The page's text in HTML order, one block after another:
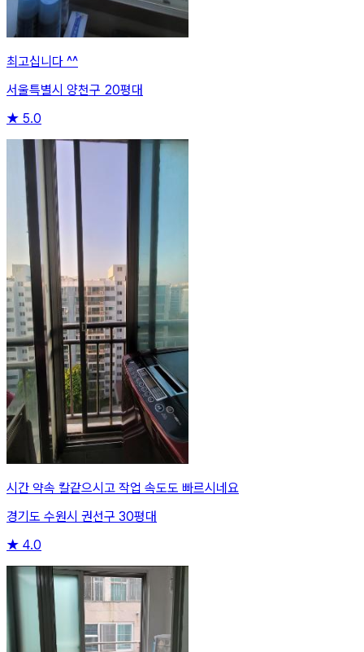
최고십니다 ^^
서울특별시 양천구 20평대
★ 5.0
시간 약속 칼같으시고 작업 속도도 빠르시네요
경기도 수원시 권선구 30평대
★ 4.0